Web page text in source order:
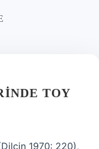
TOY
1970: 220),